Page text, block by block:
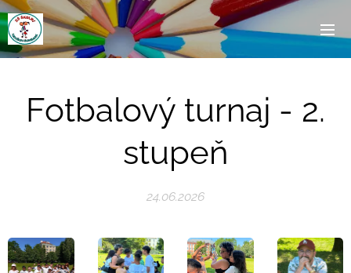
Fotbalový turnaj - 2.
stupeň
24.06.2026